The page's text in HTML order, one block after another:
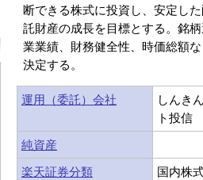
断できる株式に投資し、安定し
託財産の成長を目標とする。銘
業業績、財務健全性、時価総額
決定する。
運用（委託）会社
しんき
ト投信
純資産
楽天証券分類
国内株